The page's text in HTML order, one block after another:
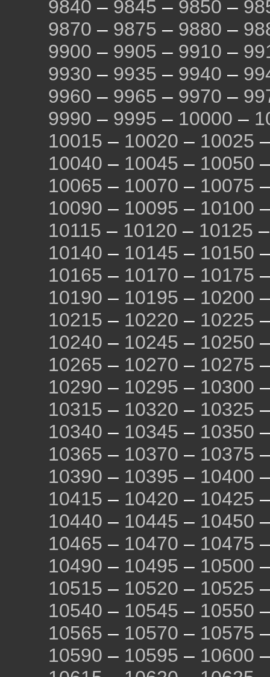
9840 – 9845 – 9850 –
9870 – 9875 – 9880 –
9900 – 9905 – 9910 –
9930 – 9935 – 9940 –
9960 – 9965 – 9970 –
9990 – 9995 – 10000 –
10015 – 10020 – 10025
10040 – 10045 – 10050
10065 – 10070 – 10075
10090 – 10095 – 10100
10115 – 10120 – 10125
10140 – 10145 – 10150
10165 – 10170 – 10175
10190 – 10195 – 10200
10215 – 10220 – 10225
10240 – 10245 – 10250
10265 – 10270 – 10275
10290 – 10295 – 10300
10315 – 10320 – 10325
10340 – 10345 – 10350
10365 – 10370 – 10375
10390 – 10395 – 10400
10415 – 10420 – 10425
10440 – 10445 – 10450
10465 – 10470 – 10475
10490 – 10495 – 10500
10515 – 10520 – 10525
10540 – 10545 – 10550
10565 – 10570 – 10575
10590 – 10595 – 10600